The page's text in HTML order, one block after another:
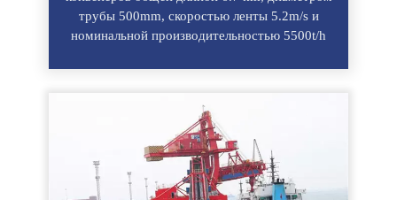
трубы 500mm, скоростью ленты 5.2m/s и
номинальной производительностью 5500t/h